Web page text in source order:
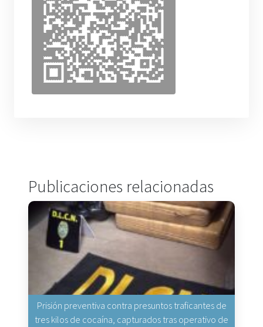
Publicaciones relacionadas
Prisión preventiva contra presuntos traficantes de
tres kilos de cocaína, capturados tras operativo de